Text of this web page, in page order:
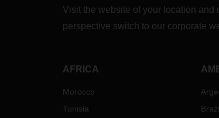
Visit the website of your location
perspective switch to our corporate
AFRICA
Morocco
Tunisia